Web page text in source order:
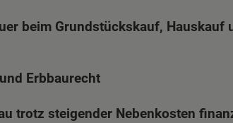
beim Grundstückskauf, Hauskauf
Erbbaurecht
trotz steigender Nebenkosten